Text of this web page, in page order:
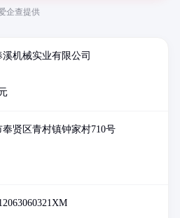
企查提供
机械实业有限公司
奉贤区青村镇钟家村710号